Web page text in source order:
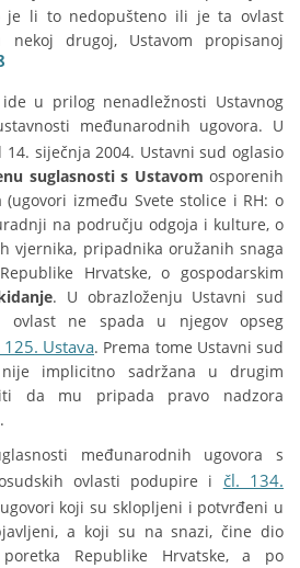
je li to nedopušteno ili je ta ovlast
drugoj, Ustavom propisanoj
u prilog nenadležnosti Ustavnog
međunarodnih ugovora. U
14. siječnja 2004. Ustavni sud oglasio
suglasnosti s Ustavom osporenih
između Svete stolice i RH: o
na području odgoja i kulture, o
vjernika, pripadnika oružanih snaga
Hrvatske, o gospodarskim
. U obrazloženju Ustavni sud
ovlast ne spada u njegov opseg
125. Ustava. Prema tome Ustavni sud
implicitno sadržana u drugim
da mu pripada pravo nadzora
međunarodnih ugovora s
ovlasti podupire i čl. 134.
koji su sklopljeni i potvrđeni u
a koji su na snazi, čine dio
Republike Hrvatske, a po